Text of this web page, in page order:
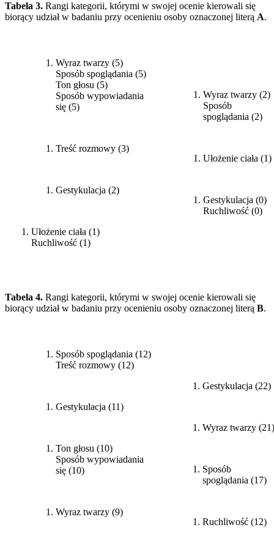
Tabela 3. Rangi kategorii, którymi w swojej ocenie kierowali się
biorący udział w badaniu przy ocenieniu osoby oznaczonej literą A.
Wyraz twarzy (5)
Sposób spoglądania (5)
Ton głosu (5)
Sposób wypowiadania
się (5)
Treść rozmowy (3)
Gestykulacja (2)
Ułożenie ciała (1)
Ruchliwość (1)
Wyraz twarzy (2)
Sposób
spoglądania (2)
Ułożenie ciała (1)
Gestykulacja (0)
Ruchliwość (0)
Tabela 4. Rangi kategorii, którymi w swojej ocenie kierowali się
biorący udział w badaniu przy ocenieniu osoby oznaczonej literą B.
Sposób spoglądania (12)
Treść rozmowy (12)
Gestykulacja (11)
Ton głosu (10)
Sposób wypowiadania
się (10)
Wyraz twarzy (9)
Gestykulacja (22)
Wyraz twarzy (21)
Sposób
spoglądania (17)
Ruchliwość (12)